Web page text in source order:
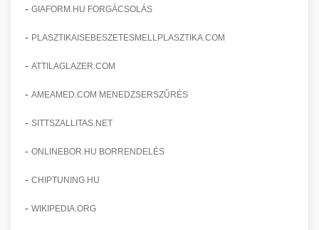
- GIAFORM.HU FORGÁCSOLÁS
- PLASZTIKAISEBESZETESMELLPLASZTIKA.COM
- ATTILAGLAZER.COM
- AMEAMED.COM MENEDZSERSZŰRÉS
- SITTSZALLITAS.NET
- ONLINEBOR.HU BORRENDELÉS
- CHIPTUNING.HU
- WIKIPEDIA.ORG